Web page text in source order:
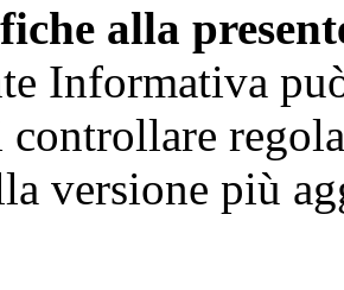
alla
Informativa
versione più